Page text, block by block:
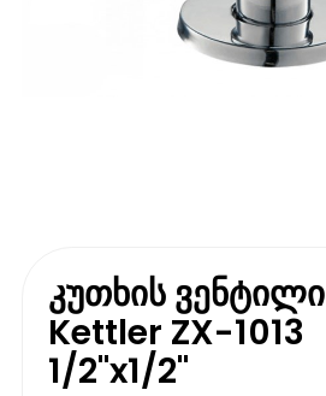
კუთხის ვენტილი
Kettler ZX-1013
1/2''x1/2''